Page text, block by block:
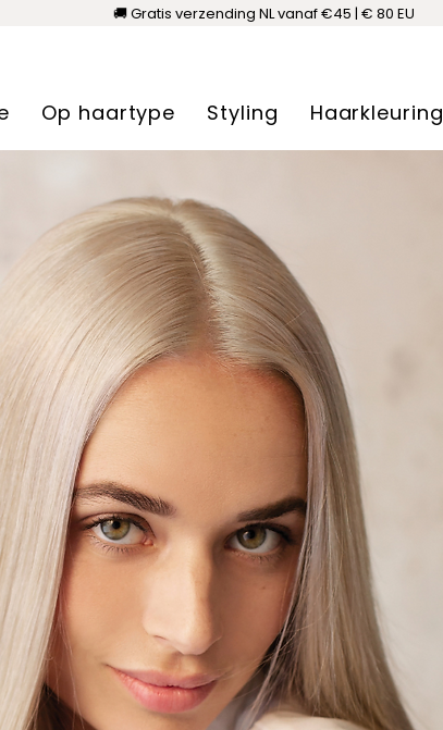
🚚 Gratis verzending NL vanaf €45 | € 80 EU
Op haartype Styling Haarkleuring